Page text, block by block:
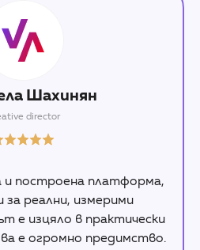
Шахинян
director
и построена платформа,
реални, измерими
е изцяло в практически
е огромно предимство.